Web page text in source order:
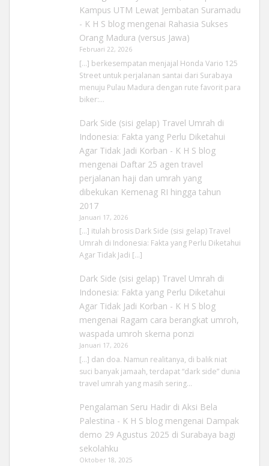
Kampus UTM Lewat Jembatan Suramadu
- K H S blogmengenai Rahasia Sukses
Orang Madura (versus Jawa)
Februari 22, 2026
[…] berkesempatan menjajal Honda Vario 125
Street untuk perjalanan santai dari Surabaya
menuju Pulau Madura dengan rute favorit para
biker:…
Dark Side (sisi gelap) Travel Umrah di
Indonesia: Fakta yang Perlu Diketahui
Agar Tidak Jadi Korban - K H S blog
mengenai Daftar 25 agen travel
perjalanan haji dan umrah yang
dibekukan Kemenag RI hingga tahun
2017
Januari 17, 2026
[…] itulah brosis Dark Side (sisi gelap) Travel
Umrah di Indonesia: Fakta yang Perlu Diketahui
Agar Tidak Jadi […]
Dark Side (sisi gelap) Travel Umrah di
Indonesia: Fakta yang Perlu Diketahui
Agar Tidak Jadi Korban - K H S blog
mengenai Ragam cara berangkat umroh,
waspada umroh skema ponzi
Januari 17, 2026
[…] dan doa. Namun realitanya, di balik niat
suci banyak jamaah, terdapat “dark side” dunia
travel umrah yang masih sering…
Pengalaman Seru Hadir di Aksi Bela
Palestina - K H S blogmengenai Dampak
demo 29 Agustus 2025 di Surabaya bagi
sekolahku
Oktober 18, 2025